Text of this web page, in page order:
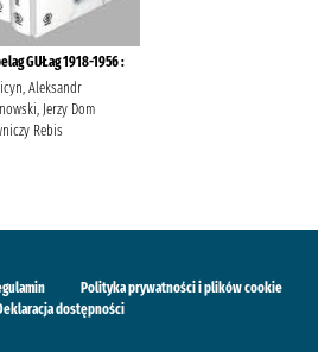
GUŁag 1918-1956 :
Aleksandr
Jerzy Dom
Rebis
Polityka prywatności i plików cookie
dostępności